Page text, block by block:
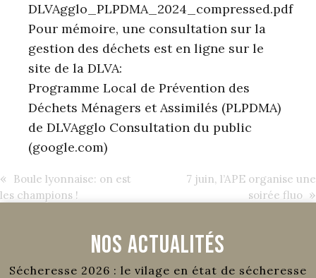
DLVAgglo_PLPDMA_2024_compressed.pdf
Pour mémoire, une consultation sur la
gestion des déchets est en ligne sur le
site de la DLVA:
Programme Local de Prévention des
Déchets Ménagers et Assimilés (PLPDMA)
de DLVAgglo Consultation du public
(google.com)
«
Boule lyonnaise: on est
les champions !
7 juin, l’APE organise une
soirée fluo »
Nos Actualités
Sécheresse 2026 : le vilage en état de sécheresse